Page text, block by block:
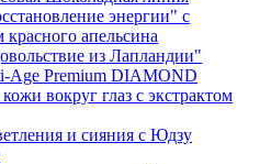
энергии" с
красного апельсина
из Лапландии"
Age Premium DIAMOND
вокруг глаз с экстрактом
и сияния с Юдзу